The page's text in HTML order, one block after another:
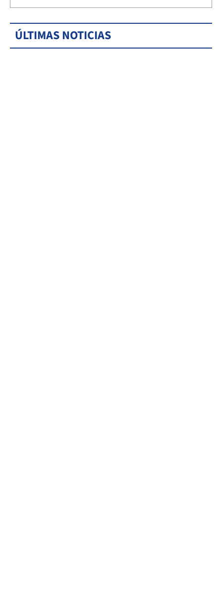
ÚLTIMAS NOTICIAS